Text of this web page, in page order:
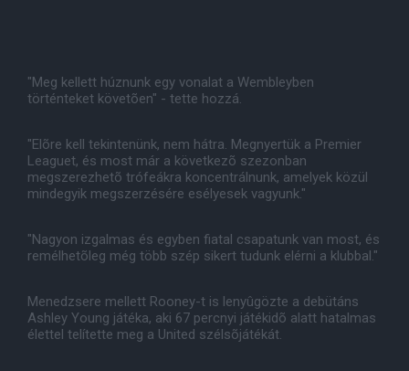
"Meg kellett húznunk egy vonalat a Wembleyben
történteket követõen" - tette hozzá.
"Elõre kell tekintenünk, nem hátra. Megnyertük a Premier
Leaguet, és most már a következõ szezonban
megszerezhetõ trófeákra koncentrálnunk, amelyek közül
mindegyik megszerzésére esélyesek vagyunk."
"Nagyon izgalmas és egyben fiatal csapatunk van most, és
remélhetõleg még több szép sikert tudunk elérni a klubbal."
Menedzsere mellett Rooney-t is lenyûgözte a debütáns
Ashley Young játéka, aki 67 percnyi játékidõ alatt hatalmas
élettel telítette meg a United szélsõjátékát.